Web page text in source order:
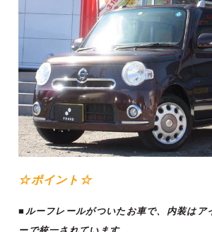
☆ポイント☆
■ルーフレールがついたお車で、内装はア